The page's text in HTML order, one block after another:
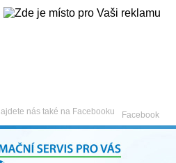
Facebook